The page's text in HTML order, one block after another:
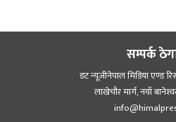
सम्पर्क
डट न्यूजीनेपाल मिडिया एण्ड
लाखेचौर मार्ग, नयाँ